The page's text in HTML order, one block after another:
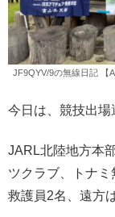
JF9QYV/9の無線日記 【
今日は、競技出場
JARL北陸地方本
ツクラブ、トナ
救護員2名、遠方